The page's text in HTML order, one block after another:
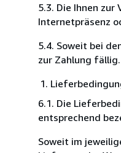
5.3. Die Ihnen
Internetpräsenz
5.4. Soweit bei
zur Zahlung fällig.
6.1. Die
entsprechend
Soweit im